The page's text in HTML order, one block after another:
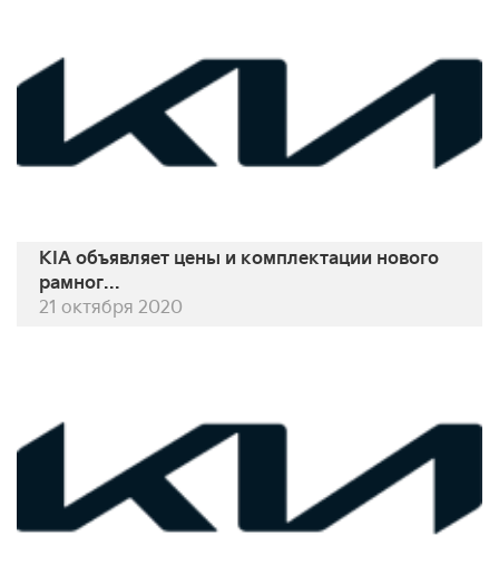
KIA объявляет цены и комплектации нового
рамног...
21 октября 2020